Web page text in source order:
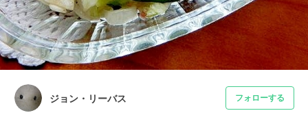
ジョン・リーバス フォローする